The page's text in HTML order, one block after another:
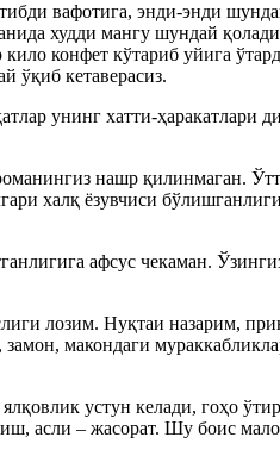
вафотига, энди-энди
худди мангу шундай
конфет кўтариб уйига
ўқиб кетаверасиз.
унинг хатти-ҳаракатлари
нашр қилинмаган.
халқ ёзувчиси
афсус чекаман.
лозим. Нуқтаи назарим,
макондаги
устун келади, гоҳо
асли – жасорат. Шу боис